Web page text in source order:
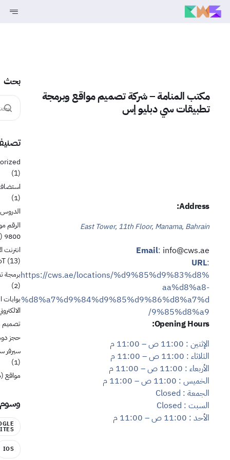
صناعات
معلومات عنا
مكتب المنامة – شركة تصميم مواقع وبرمجة
تطبيقات سي دبليو إس
Address:
East Tower, 11th Floor, Manama, Bahrain
Email: info@cws.ae
URL:
https://cws.ae/locations/%d9%85%d9%83%d8%
aa%d8%a8-
%d8%a7%d9%84%d9%85%d9%86%d8%a7%d
9%85%d8%a9/
Opening Hours:
الإثنين : 11:00 ص – 11:00 م
الثلاثاء : 11:00 ص – 11:00 م
الأربعاء : 11:00 ص – 11:00 م
الخميس : 11:00 ص – 11:00 م
الجمعة :
Closed
السبت :
Closed
الأحد : 11:00 ص – 11:00 م
بحث
(1)
(1)
الدروس
الرقم
9800
(1)
انترنت
(13)
برمجة
(2)
بوابات
تصميم
حجز
سيرفر
(1)
مواقع(6)
IOS